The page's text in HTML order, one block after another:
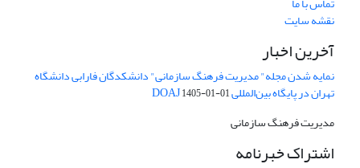
نقشه سایت
آخرین اخبار
نمایه شدن مجله" مدیریت فرهنگ سازمانی" دانشکدگان فارابی دانشگاه
تهران در پایگاه بین‌المللی DOAJ1405-01-01
مدیریت فرهنگ سازمانی
اشتراک خبرنامه